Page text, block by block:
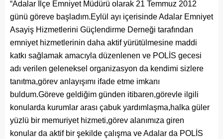
“Adalar İlçe Emniyet Müdürü olarak 21 Temmuz 2012
günü göreve başladım.Eylül ayı içerisinde Adalar Emniyet
Asayiş Hizmetlerini Güçlendirme Derneği tarafından
emniyet hizmetlerinin daha aktif yürütülmesine maddi
katkı sağlamak amacıyla düzenlenen ve POLİS gecesi
adı verilen geleneksel organizasyon da kendimi sizlere
tanıtma,görev anlayışımı ifade etme imkanı
buldum.Göreve geldiğim günden itibaren,görevle ilgili
konularda kurumlar arası çabuk yardımlaşma,halka güler
yüzlü bir memuriyet hizmeti,görev alanımıza giren
konular da aktif bir şekilde çalışma ve Adalar da POLİS